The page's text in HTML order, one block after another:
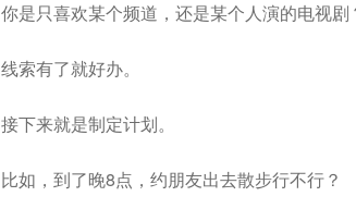
你是只喜欢某个频道，还是某个人演的电视
线索有了就好办。
接下来就是制定计划。
比如，到了晚8点，约朋友出去散步行不行？